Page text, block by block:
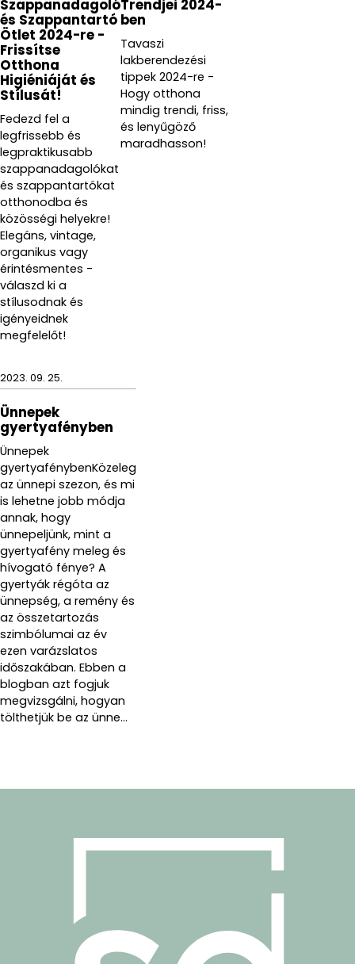
Szappanadagoló
és Szappantartó
Ötlet 2024-re -
Frissítse
Otthona
Higiéniáját és
Stílusát!
Fedezd fel a
legfrissebb és
legpraktikusabb
szappanadagolókat
és szappantartókat
otthonodba és
közösségi helyekre!
Elegáns, vintage,
organikus vagy
érintésmentes -
válaszd ki a
stílusodnak és
igényeidnek
megfelelőt!
Trendjei 2024-
ben
Tavaszi
lakberendezési
tippek 2024-re -
Hogy otthona
mindig trendi, friss,
és lenyűgöző
maradhasson!
2023. 09. 25.
Ünnepek
gyertyafényben
Ünnepek
gyertyafénybenKözeleg
az ünnepi szezon, és mi
is lehetne jobb módja
annak, hogy
ünnepeljünk, mint a
gyertyafény meleg és
hívogató fénye? A
gyertyák régóta az
ünnepség, a remény és
az összetartozás
szimbólumai az év
ezen varázslatos
időszakában. Ebben a
blogban azt fogjuk
megvizsgálni, hogyan
tölthetjük be az ünne...